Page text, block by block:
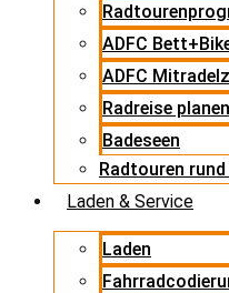
ADFC
ADFC
Radreise planen
Badeseen
Radtouren rund
Laden & Service
Laden